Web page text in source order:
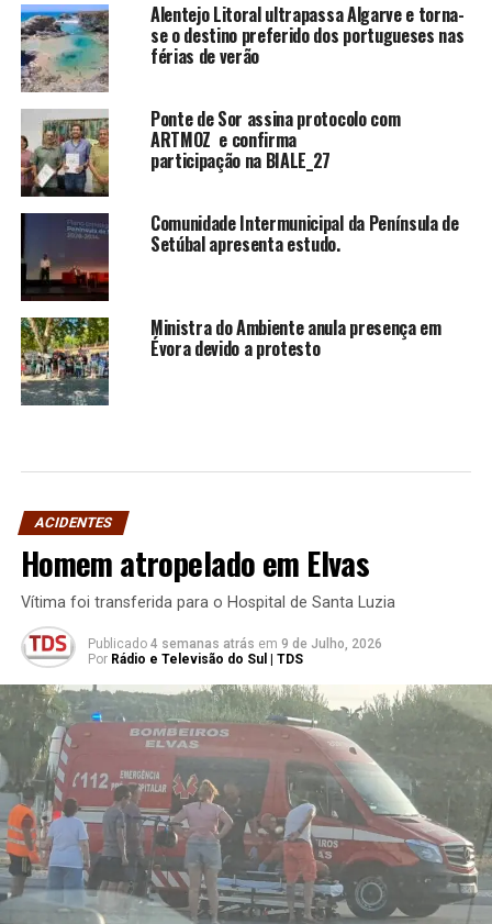
Alentejo Litoral ultrapassa Algarve e torna-
se o destino preferido dos portugueses nas
férias de verão
Ponte de Sor assina protocolo com
ARTMOZ e confirma
participação na BIALE_27
Comunidade Intermunicipal da Península de
Setúbal apresenta estudo.
Ministra do Ambiente anula presença em
Évora devido a protesto
ACIDENTES
Homem atropelado em Elvas
Vítima foi transferida para o Hospital de Santa Luzia
Publicado 4 semanas atrás em 9 de Julho, 2026
Por Rádio e Televisão do Sul | TDS